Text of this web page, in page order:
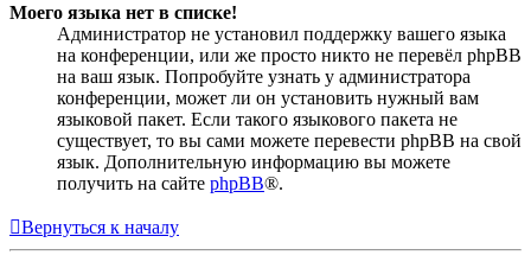
Моего языка нет в списке!
Администратор не установил поддержку вашего языка
на конференции, или же просто никто не перевёл phpBB
на ваш язык. Попробуйте узнать у администратора
конференции, может ли он установить нужный вам
языковой пакет. Если такого языкового пакета не
существует, то вы сами можете перевести phpBB на свой
язык. Дополнительную информацию вы можете
получить на сайте phpBB®.
Вернуться к началу